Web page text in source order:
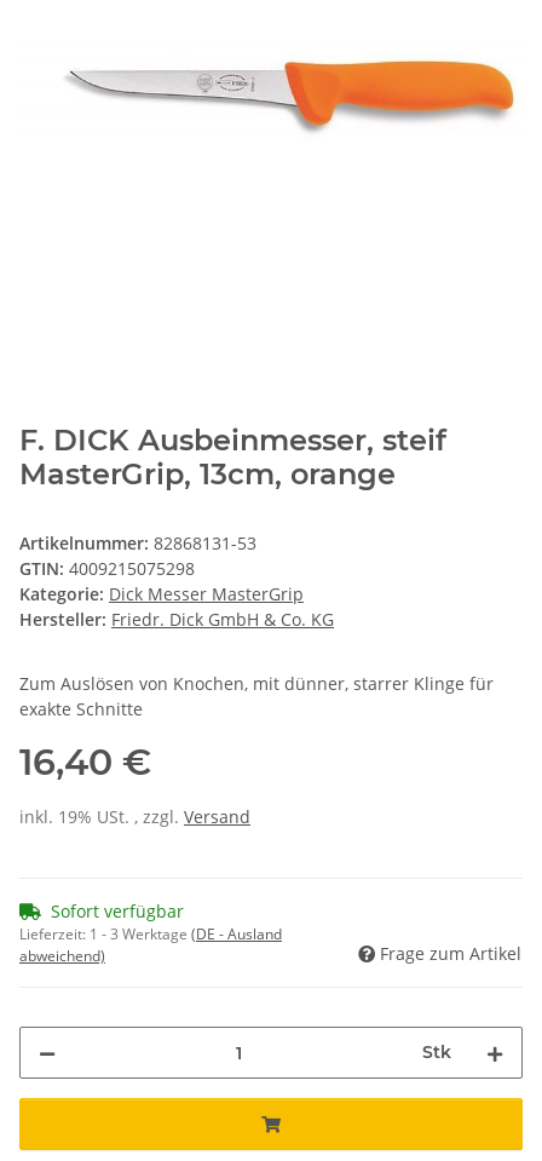
F. DICK Ausbeinmesser, steif
MasterGrip, 13cm, orange
Artikelnummer: 82868131-53
GTIN: 4009215075298
Kategorie: Dick Messer MasterGrip
Hersteller: Friedr. Dick GmbH & Co. KG
Zum Auslösen von Knochen, mit dünner, starrer Klinge für
exakte Schnitte
16,40 €
inkl. 19% USt. , zzgl. Versand
Sofort verfügbar
Lieferzeit: 1 - 3 Werktage (DE - Ausland
abweichend)
Frage zum Artikel
Stk